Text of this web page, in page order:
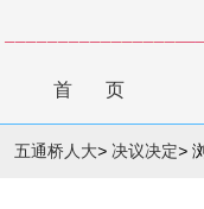
首 页
五通桥人大> 决议决定>